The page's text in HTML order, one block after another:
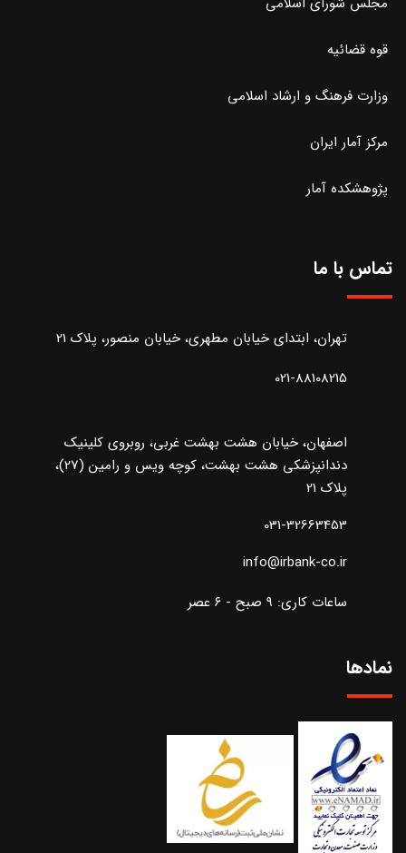
قوه قضائیه
وزارت فرهنگ و ارشاد اسلامی
مرکز آمار ایران
پژوهشکده آمار
تماس با ما
تهران، ابتدای خیابان مطهری، خیابان منصور، پلاک 21
021-88108215
اصفهان، خیابان هشت بهشت غربی، روبروی کلینیک
دندانپزشکی هشت بهشت، کوچه ویس و رامین (27)،
پلاک 21
031-32663453
info@irbank-co.ir
ساعات کاری: ۹ صبح - ۶ عصر
نمادها